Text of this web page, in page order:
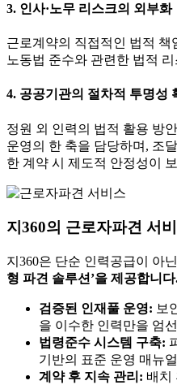
3. 인사·노무 리스크의 외부화
근로계약의 직접적인 법적
노동법 준수와 관련한 법적
4. 공공기관의 절차적 투명성
정원 외 인력의 법적 활용 방
운영의 한 축을 담당하며, 조
한 계약 시 제도적 안정성이
지360의 근로자파견 서
지360은 단순 인력공급이 아닌
형 파견 솔루션’을 제공합니
검증된 인재풀 운영: 보
을 이수한 인력만을 엄선
법령준수 시스템 구축:
기반의 표준 운영 매뉴
계약 후 지속 관리: 배치